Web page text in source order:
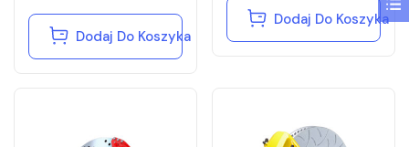
Dodaj Do Koszyka
Dodaj Do Koszyka